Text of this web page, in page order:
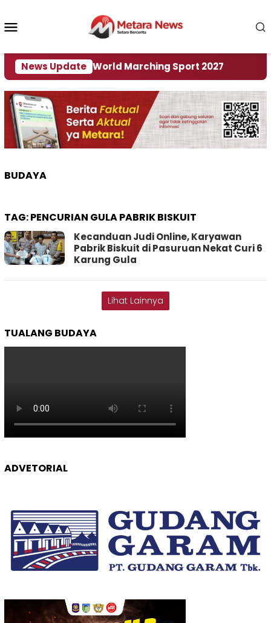
konten
News Update
Rumah World Marching Sport 2027
BUDAYA
TAG:PENCURIAN GULA PABRIK BISKUIT
Kecanduan Judi Online, Karyawan
Pabrik Biskuit di Pasuruan Nekat Curi 6
Karung Gula
Lihat Lainnya
TUALANG BUDAYA
ADVETORIAL